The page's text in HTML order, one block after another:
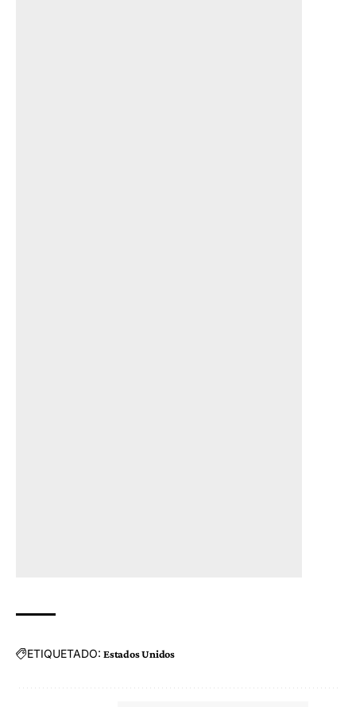
ETIQUETADO: Estados Unidos